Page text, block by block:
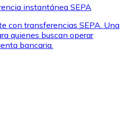
instantánea SEPA
con transferencias SEPA. Una
quienes buscan operar
bancaria.